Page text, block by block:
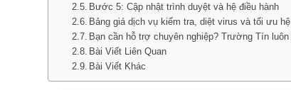
Bước 5: Cập nhật trình duyệt và hệ điều hành
Bảng giá dịch vụ kiểm tra, diệt virus và tối ưu
Bạn cần hỗ trợ chuyên nghiệp? Trường Tín luôn
Bài Viết Liên Quan
Bài Viết Khác